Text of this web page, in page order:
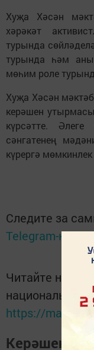
Хуҗа Хәсән
хәрәкәт
турында
турында һәм
мөһим роле
Хуҗа Хәсән
керәшен
күрсәтте.
сәнгатенең
күрергә
Следите за
Telegram-
Читайте
национальном
https://max.ru/
Керәшен